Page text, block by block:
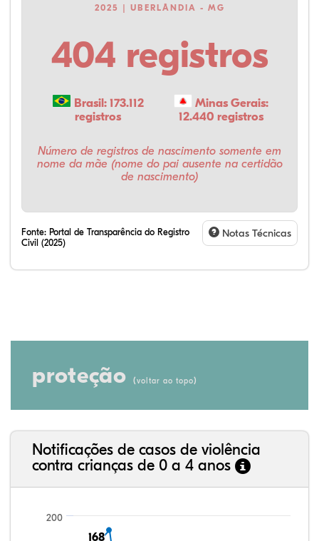
2025 | UBERLÂNDIA - MG
404 registros
Brasil: 173.112
registros
Minas Gerais:
12.440 registros
Número de registros de nascimento somente em
nome da mãe (nome do pai ausente na certidão
de nascimento)
Fonte: Portal de Transparência do Registro
Civil (2025)
Notas Técnicas
proteção (voltar ao topo)
Notificações de casos de violência
contra crianças de 0 a 4 anos
168
168
200